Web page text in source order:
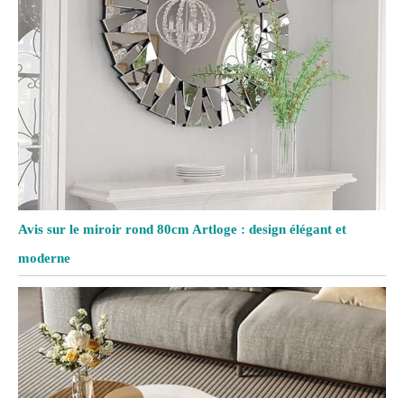
Avis sur le miroir rond 80cm Artloge : design élégant et
moderne